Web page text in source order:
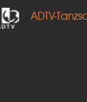
ADTV-